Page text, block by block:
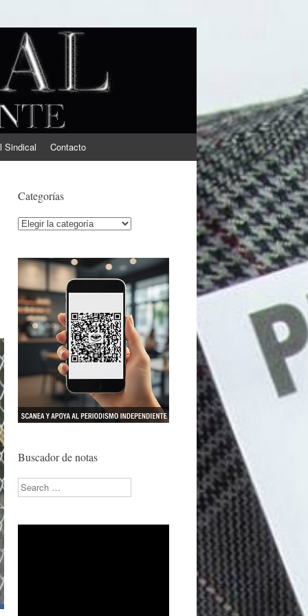
Sindical Contacto
Categorías
Categorías
Buscador de notas
Search